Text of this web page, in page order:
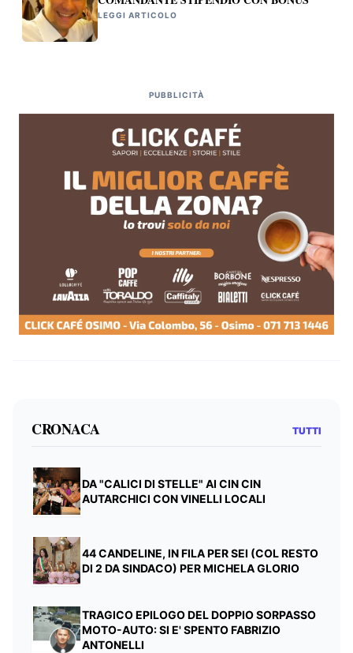
LEGGI ARTICOLO
PUBBLICITÀ
CRONACA TUTTI
DA "CALICI DI STELLE" AI CIN CIN
AUTARCHICI CON VINELLI LOCALI
44 CANDELINE, IN FILA PER SEI (COL RESTO
DI 2 DA SINDACO) PER MICHELA GLORIO
TRAGICO EPILOGO DEL DOPPIO SORPASSO
MOTO-AUTO: SI E' SPENTO FABRIZIO
ANTONELLI